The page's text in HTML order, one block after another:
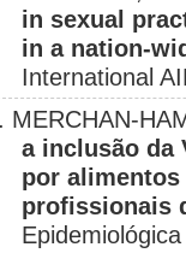
in sexual
in a nation-
International
MERCHAN-
a inclusão da
por
profissionais